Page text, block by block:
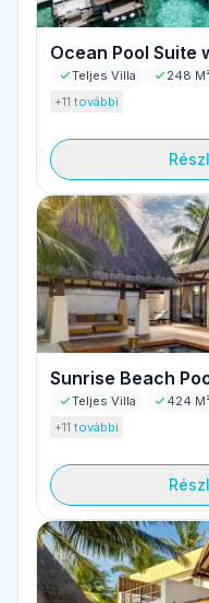
Ocean Pool Suite
Teljes Villa 248
+11 további
Sunrise Beach
Teljes Villa 424
+11 további